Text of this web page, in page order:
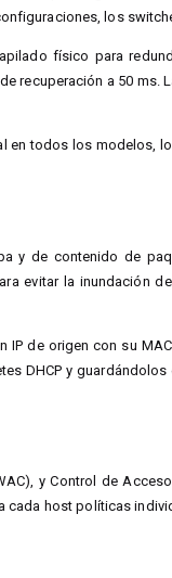
los
físico para
recuperación a 50 ms.
en todos los modelos,
y de contenido de
evitar la inundación
IP de origen con su
DHCP y
y Control de
host políticas